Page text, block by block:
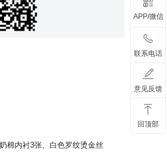
棉内衬3张、白色罗纹烫金丝
APP/微信
联系电话
意见反馈
回顶部